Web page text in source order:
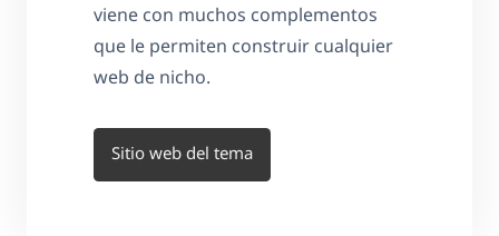
viene con muchos complementos
que le permiten construir cualquier
web de nicho.
Sitio web del tema